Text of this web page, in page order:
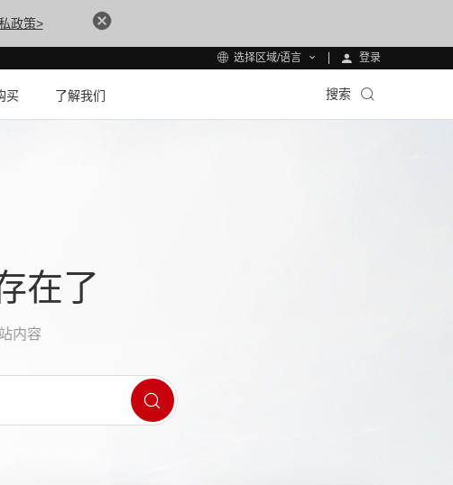
政策>
选择区域/语言 登录
买 了解我们 搜索
在了
内容